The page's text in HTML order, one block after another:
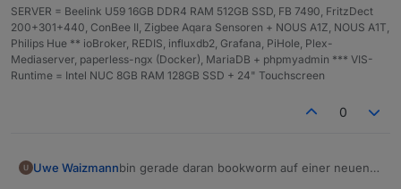
via Tricks zu beleben.
Ro75
SERVER = Beelink U59 16GB DDR4 RAM 512GB SSD, FB 7490, FritzDect
200+301+440, ConBee II, Zigbee Aqara Sensoren + NOUS A1Z, NOUS A1T,
Philips Hue ** ioBroker, REDIS, influxdb2, Grafana, PiHole, Plex-
Mediaserver, paperless-ngx (Docker), MariaDB + phpmyadmin *** VIS-
Runtime = Intel NUC 8GB RAM 128GB SSD + 24" Touchscreen
0
Uwe Waizmannbin gerade daran bookworm auf einer neuen